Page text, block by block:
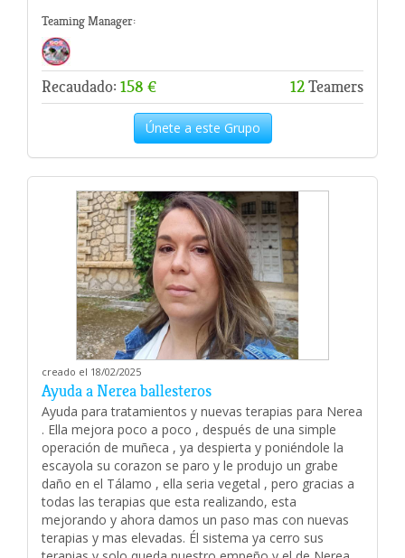
Teaming Manager:
Recaudado: 158 € 12Teamers
Únete a este Grupo
creado el 18/02/2025
Ayuda a Nerea ballesteros
Ayuda para tratamientos y nuevas terapias para Nerea
. Ella mejora poco a poco , después de una simple
operación de muñeca , ya despierta y poniéndole la
escayola su corazon se paro y le produjo un grabe
daño en el Tálamo , ella seria vegetal , pero gracias a
todas las terapias que esta realizando, esta
mejorando y ahora damos un paso mas con nuevas
terapias y mas elevadas. Él sistema ya cerro sus